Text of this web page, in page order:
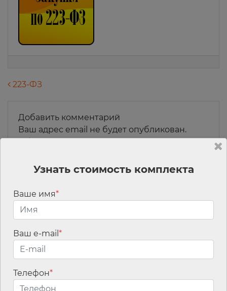
Навигация по записям
223-ФЗ
Добавить комментарий
Ваш адрес email не будет опубликован.
Обязательные поля помечены*
Имя*
Email*
Узнать стоимость комплекта
Ваше имя*
Ваш e-mail *
Телефон*